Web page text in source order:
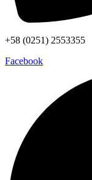
+58 (0251) 2553355
Facebook